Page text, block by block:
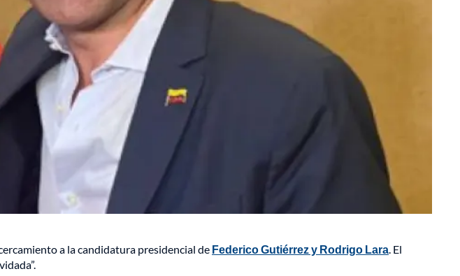
a la candidatura presidencial de Federico Gutiérrez y Rodrigo Lara . El